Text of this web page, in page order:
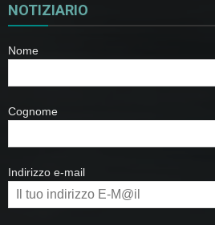
NOTIZIARIO
Nome
Cognome
Indirizzo e-mail